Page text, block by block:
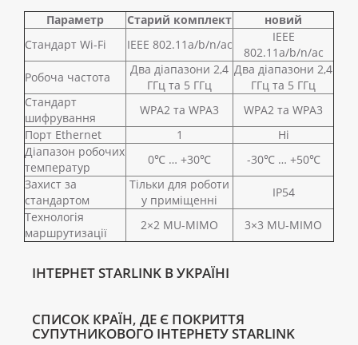
Параметр Старий комплект
новий
Стандарт Wi-Fi
IEEE 802.11a/b/n/ac
IEEE
802.11a/b/n/ac
Робоча частота
Два діапазони 2,4
ГГц та 5 ГГц
Два діапазони 2,4
ГГц та 5 ГГц
Стандарт
шифрування
WPA2 та WPA3
WPA2 та WPA3
Порт Ethernet
1
Ні
Діапазон робочих
температур
0℃ … +30℃
-30℃ … +50℃
Захист за
стандартом
Тільки для роботи
у приміщенні
IP54
Технологія
маршрутизації
2×2 MU-MIMO 3×3 MU-MIMO
ІНТЕРНЕТ STARLINK В УКРАЇНІ
СПИСОК КРАЇН, ДЕ Є ПОКРИТТЯ
СУПУТНИКОВОГО ІНТЕРНЕТУ STARLINK